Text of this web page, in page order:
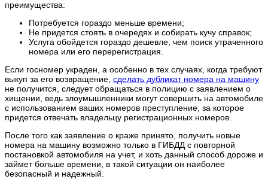
преимущества:
Потребуется гораздо меньше времени;
Не придется стоять в очередях и собирать кучу справок;
Услуга обойдется гораздо дешевле, чем поиск утраченного
номера или его перерегистрация.
Если госномер украден, а особенно в тех случаях, когда требуют
выкуп за его возвращение, сделать дубликат номера на машину
не получится, следует обращаться в полицию с заявлением о
хищении, ведь злоумышленники могут совершить на автомобиле
с использованием ваших номеров преступление, за которое
придется отвечать владельцу регистрационных номеров.
После того как заявление о краже принято, получить новые
номера на машину возможно только в ГИБДД с повторной
постановкой автомобиля на учет, и хоть данный способ дороже и
займет больше времени, в такой ситуации он наиболее
безопасный и надежный.